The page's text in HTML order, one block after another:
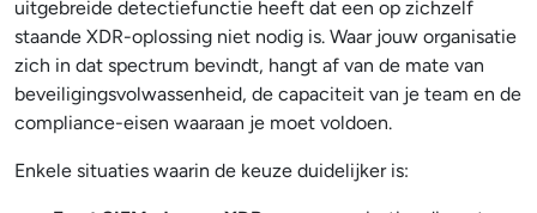
uitgebreide detectiefunctie heeft dat een op zichzelf
staande XDR-oplossing niet nodig is. Waar jouw organisatie
zich in dat spectrum bevindt, hangt af van de mate van
beveiligingsvolwassenheid, de capaciteit van je team en de
compliance-eisen waaraan je moet voldoen.
Enkele situaties waarin de keuze duidelijker is: